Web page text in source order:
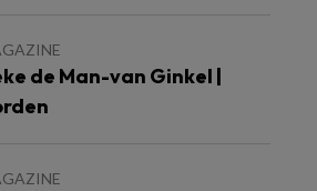
de Man-van Ginkel |